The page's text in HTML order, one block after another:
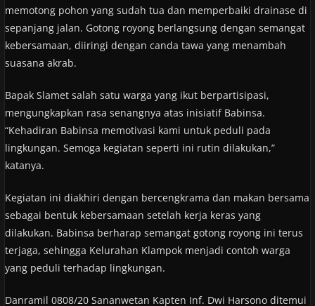
memotong pohon yang sudah tua dan memperbaiki drainase di
sepanjang jalan. Gotong royong berlangsung dengan semangat
kebersamaan, diiringi dengan canda tawa yang menambah
suasana akrab.
Bapak Slamet salah satu warga yang ikut berpartisipasi,
mengungkapkan rasa senangnya atas inisiatif Babinsa.
“Kehadiran Babinsa memotivasi kami untuk peduli pada
lingkungan. Semoga kegiatan seperti ini rutin dilakukan,”
katanya.
Kegiatan ini diakhiri dengan bercengkrama dan makan bersama
sebagai bentuk kebersamaan setelah kerja keras yang
dilakukan. Babinsa berharap semangat gotong royong ini terus
terjaga, sehingga Kelurahan Klampok menjadi contoh warga
yang peduli terhadap lingkungan.
Danramil 0808/20 Sananwetan Kapten Inf. Dwi Harsono ditemui